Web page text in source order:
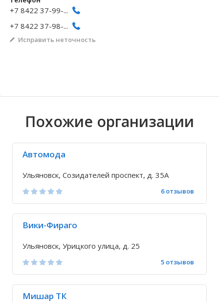
Волгоградская область
Кировоградская область
Восточно-Казахстанская область
+7 8422 37-99-...
+7 8422 37-98-...
Исправить неточность
Похожие организации
Автомода
Ульяновск, Созидателей проспект, д. 35А
6 отзывов
Вики-Фираго
Ульяновск, Урицкого улица, д. 25
5 отзывов
Мишар ТК